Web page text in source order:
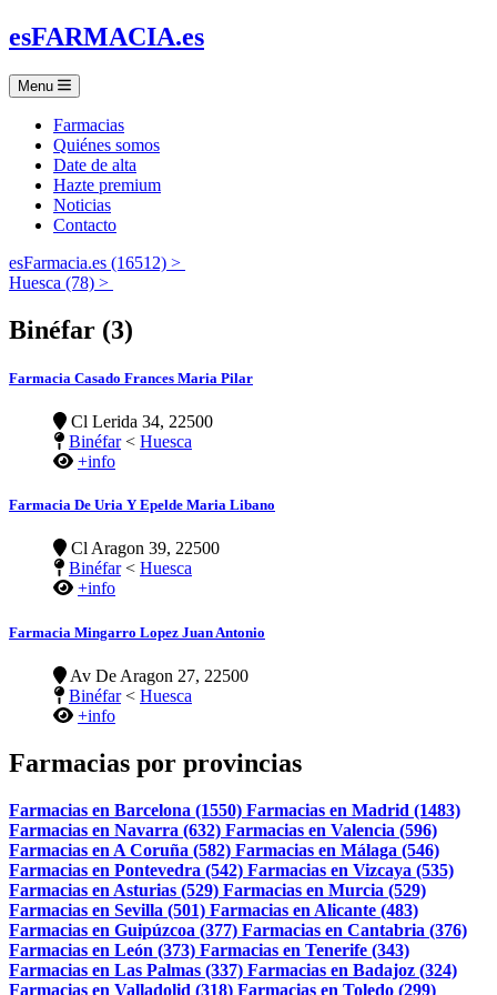
esFARMACIA.es
Menu
Farmacias
Quiénes somos
Date de alta
Hazte premium
Noticias
Contacto
esFarmacia.es (16512) >
Huesca (78) >
Binéfar (3)
Farmacia Casado Frances Maria Pilar
Cl Lerida 34, 22500
Binéfar< Huesca
+info
Farmacia De Uria Y Epelde Maria Libano
Cl Aragon 39, 22500
Binéfar< Huesca
+info
Farmacia Mingarro Lopez Juan Antonio
Av De Aragon 27, 22500
Binéfar< Huesca
+info
Farmacias por provincias
Farmacias en Barcelona (1550) Farmacias en Madrid (1483)
Farmacias en Navarra (632) Farmacias en Valencia (596)
Farmacias en A Coruña (582) Farmacias en Málaga (546)
Farmacias en Pontevedra (542) Farmacias en Vizcaya (535)
Farmacias en Asturias (529) Farmacias en Murcia (529)
Farmacias en Sevilla (501) Farmacias en Alicante (483)
Farmacias en Guipúzcoa (377) Farmacias en Cantabria (376)
Farmacias en León (373) Farmacias en Tenerife (343)
Farmacias en Las Palmas (337) Farmacias en Badajoz (324)
Farmacias en Valladolid (318) Farmacias en Toledo (299)